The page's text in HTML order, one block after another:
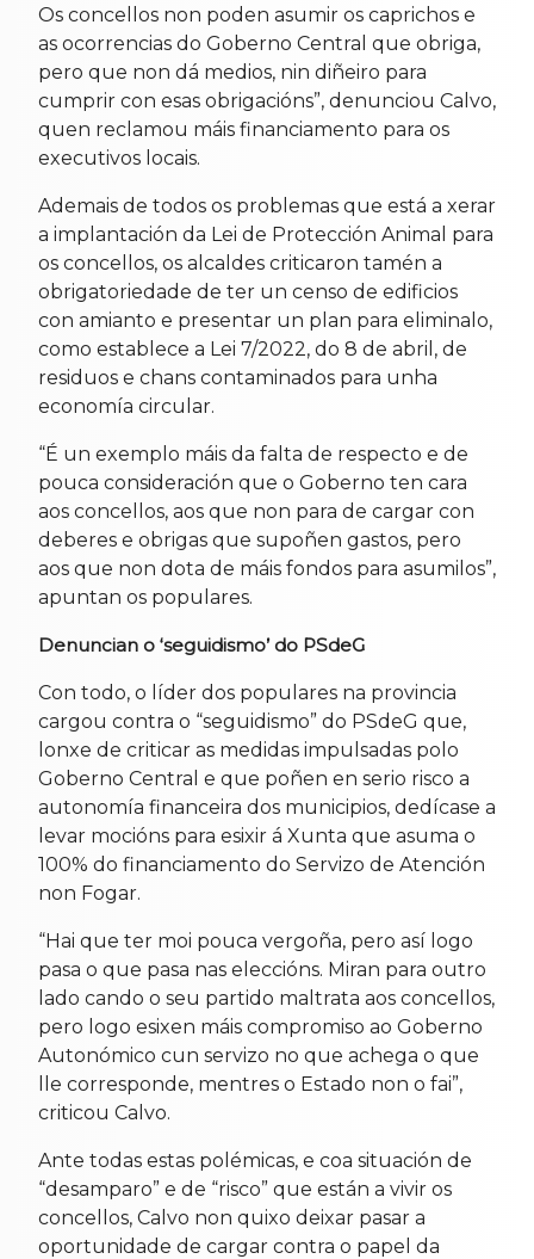
Os concellos non poden asumir os caprichos e
as ocorrencias do Goberno Central que obriga,
pero que non dá medios, nin diñeiro para
cumprir con esas obrigacións”, denunciou Calvo,
quen reclamou máis financiamento para os
executivos locais.
Ademais de todos os problemas que está a xerar
a implantación da Lei de Protección Animal para
os concellos, os alcaldes criticaron tamén a
obrigatoriedade de ter un censo de edificios
con amianto e presentar un plan para eliminalo,
como establece a Lei 7/2022, do 8 de abril, de
residuos e chans contaminados para unha
economía circular.
“É un exemplo máis da falta de respecto e de
pouca consideración que o Goberno ten cara
aos concellos, aos que non para de cargar con
deberes e obrigas que supoñen gastos, pero
aos que non dota de máis fondos para asumilos”,
apuntan os populares.
Denuncian o ‘seguidismo’ do PSdeG
Con todo, o líder dos populares na provincia
cargou contra o “seguidismo” do PSdeG que,
lonxe de criticar as medidas impulsadas polo
Goberno Central e que poñen en serio risco a
autonomía financeira dos municipios, dedícase a
levar mocións para esixir á Xunta que asuma o
100% do financiamento do Servizo de Atención
non Fogar.
“Hai que ter moi pouca vergoña, pero así logo
pasa o que pasa nas eleccións. Miran para outro
lado cando o seu partido maltrata aos concellos,
pero logo esixen máis compromiso ao Goberno
Autonómico cun servizo no que achega o que
lle corresponde, mentres o Estado non o fai”,
criticou Calvo.
Ante todas estas polémicas, e coa situación de
“desamparo” e de “risco” que están a vivir os
concellos, Calvo non quixo deixar pasar a
oportunidade de cargar contra o papel da